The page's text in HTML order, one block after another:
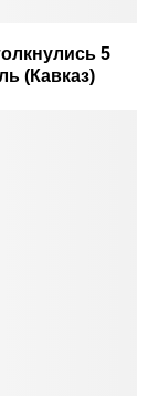
5
(Кавказ)